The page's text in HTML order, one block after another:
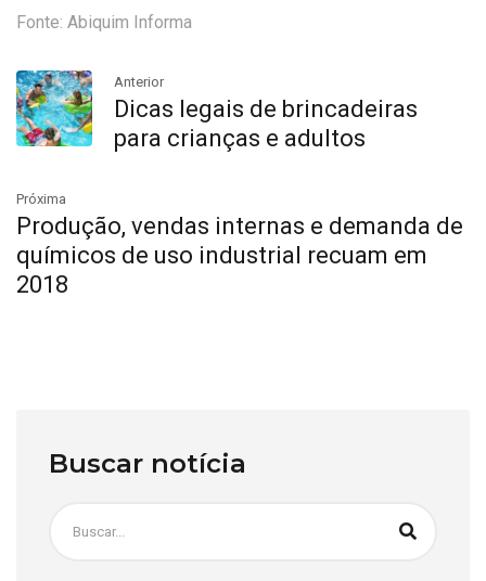
Fonte: Abiquim Informa
Anterior
Dicas legais de brincadeiras
para crianças e adultos
Próxima
Produção, vendas internas e demanda de
químicos de uso industrial recuam em
2018
Buscar notícia